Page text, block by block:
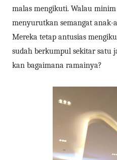
malas mengikuti. Walau
menyurutkan semangat anak-
Mereka tetap antusias
sudah berkumpul sekitar satu
kan bagaimana ramainya?